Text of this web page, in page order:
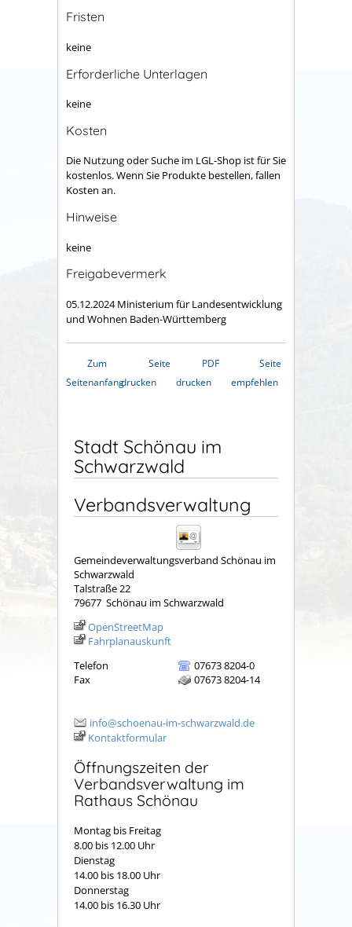
Fristen
keine
Erforderliche Unterlagen
keine
Kosten
Die Nutzung oder Suche im LGL-Shop ist für Sie
kostenlos. Wenn Sie Produkte bestellen, fallen
Kosten an.
Hinweise
keine
Freigabevermerk
05.12.2024 Ministerium für Landesentwicklung
und Wohnen Baden-Württemberg
Zum
Seitenanfang
Seite
drucken
PDF
drucken
Seite
empfehlen
Stadt Schönau im
Schwarzwald
Verbandsverwaltung
Gemeindeverwaltungsverband Schönau im
Schwarzwald
Talstraße 22
79677 Schönau im Schwarzwald
OpenStreetMap
Fahrplanauskunft
Telefon
07673 8204-0
Fax
07673 8204-14
info@schoenau-im-schwarzwald.de
Kontaktformular
Öffnungszeiten der
Verbandsverwaltung im
Rathaus Schönau
Montag bis Freitag
8.00 bis 12.00 Uhr
Dienstag
14.00 bis 18.00 Uhr
Donnerstag
14.00 bis 16.30 Uhr